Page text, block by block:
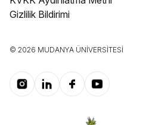
Gizlilik Bildirimi
© 2026 MUDANYA ÜNIVERSITESI